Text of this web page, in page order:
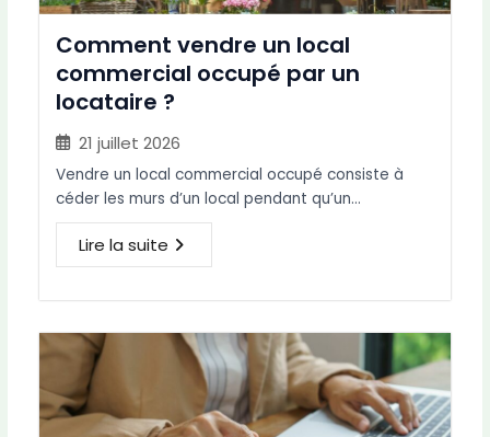
Comment vendre un local
commercial occupé par un
locataire ?
21 juillet 2026
Vendre un local commercial occupé consiste à
céder les murs d’un local pendant qu’un…
Lire la suite